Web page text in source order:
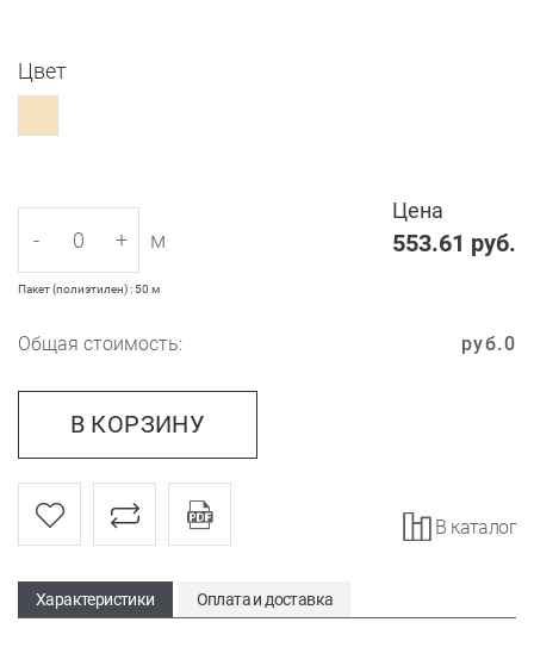
Цвет
Цена
553.61 руб.
- + м
Пакет (полиэтилен) : 50 м
Общая стоимость: 0
руб.
В КОРЗИНУ
В каталог
Характеристики Оплата и доставка